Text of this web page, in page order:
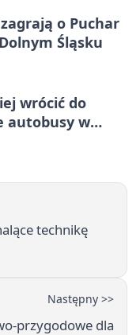
o Puchar
Śląsku
wrócić do
autobusy w
technikę
Następny >>
przygodowe dla